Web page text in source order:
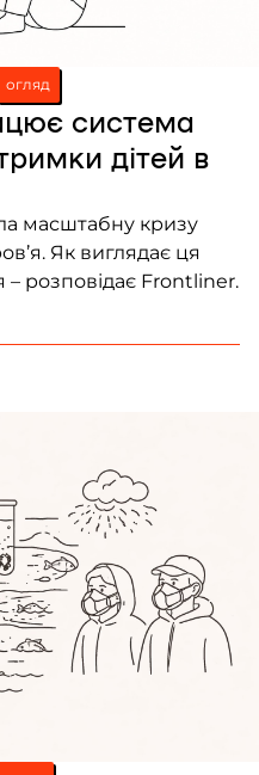
огляд
система
дітей в
масштабну кризу
Як виглядає ця
– розповідає Frontliner.